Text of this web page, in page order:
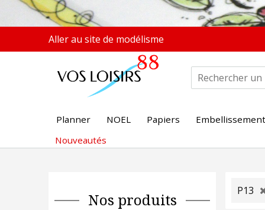
Aller au site de modélisme
Planner NOEL Papiers
Nouveautés
Nos produits
P13